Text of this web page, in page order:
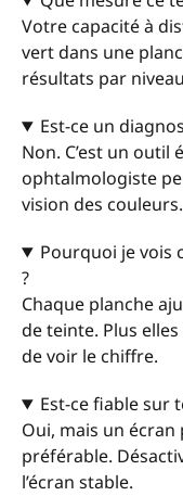
Votre capacité à
vert dans une
résultats par
Est-ce un
Non. C’est un outil
ophtalmologiste
vision des couleurs.
Pourquoi je vois
?
Chaque planche
de teinte. Plus
de voir le chiffre.
Est-ce fiable sur
Oui, mais un
préférable.
l’écran stable.